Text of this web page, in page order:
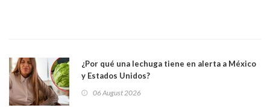
¿Por qué una lechuga tiene en alerta a México
y Estados Unidos?
06 August 2026